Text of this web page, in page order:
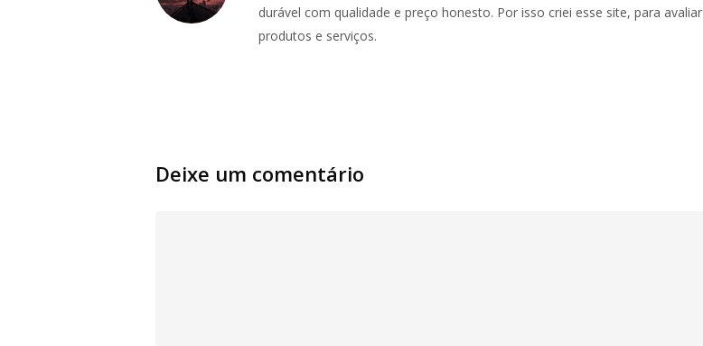
durável com qualidade e preço honesto. Por isso criei esse site, para avaliar
produtos e serviços.
Deixe um comentário